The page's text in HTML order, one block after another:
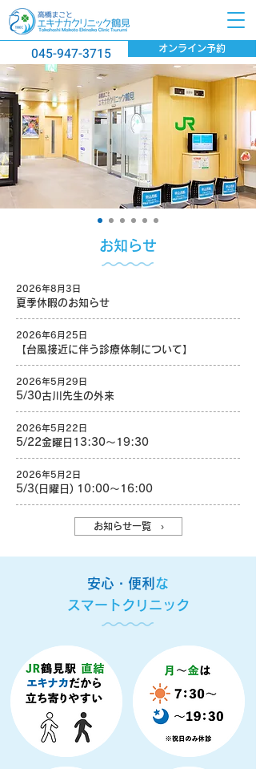
045-947-3715 オンライン予約
お知らせ
2026年8月3日
夏季休暇のお知らせ
2026年6月25日
【台風接近に伴う診療体制について】
2026年5月29日
5/30古川先生の外来
2026年5月22日
5/22金曜日13:30〜19:30
2026年5月2日
5/3(日曜日) 10:00〜16:00
お知らせ一覧 ›
安心・便利 な
スマートクリニック